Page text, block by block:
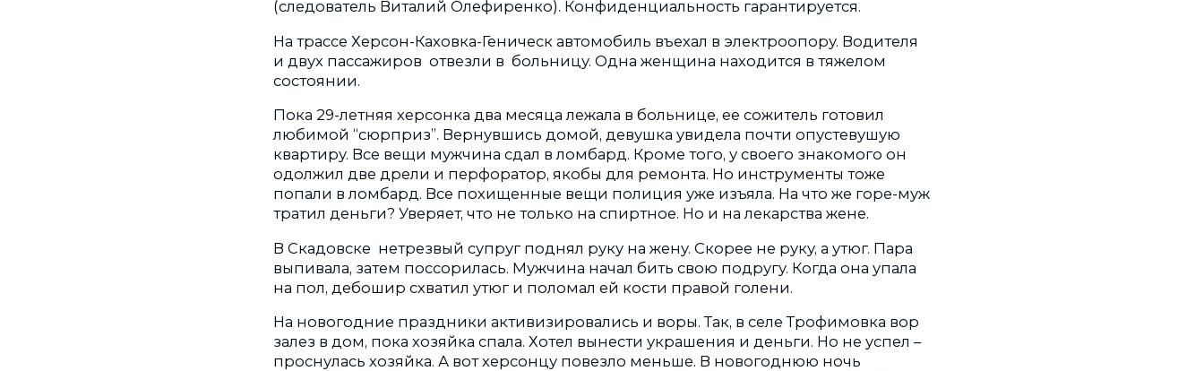
(следователь Виталий Олефиренко). Конфиденциальность гарантируется.
На трассе Херсон-Каховка-Геническ автомобиль въехал в электроопору. Водителя
и двух пассажиров отвезли в больницу. Одна женщина находится в тяжелом
состоянии.
Пока 29-летняя херсонка два месяца лежала в больнице, ее сожитель готовил
любимой “сюрприз”. Вернувшись домой, девушка увидела почти опустевушую
квартиру. Все вещи мужчина сдал в ломбард. Кроме того, у своего знакомого он
одолжил две дрели и перфоратор, якобы для ремонта. Но инструменты тоже
попали в ломбард. Все похищенные вещи полиция уже изъяла. На что же горе-муж
тратил деньги? Уверяет, что не только на спиртное. Но и на лекарства жене.
В Скадовске нетрезвый супруг поднял руку на жену. Скорее не руку, а утюг. Пара
выпивала, затем поссорилась. Мужчина начал бить свою подругу. Когда она упала
на пол, дебошир схватил утюг и поломал ей кости правой голени.
На новогодние праздники активизировались и воры. Так, в селе Трофимовка вор
залез в дом, пока хозяйка спала. Хотел вынести украшения и деньги. Но не успел –
проснулась хозяйка. А вот херсонцу повезло меньше. В новогоднюю ночь